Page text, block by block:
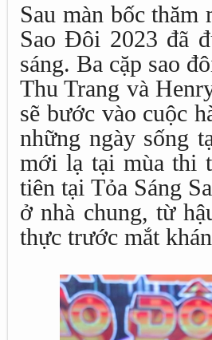
Sau màn bốc thăm
Sao Đôi 2023 đã
sáng. Ba cặp sao
Thu Trang và
sẽ bước vào cuộc
những ngày sống
mới lạ tại mùa thi
tiên tại Tỏa Sáng
ở nhà chung, từ
thực trước mắt